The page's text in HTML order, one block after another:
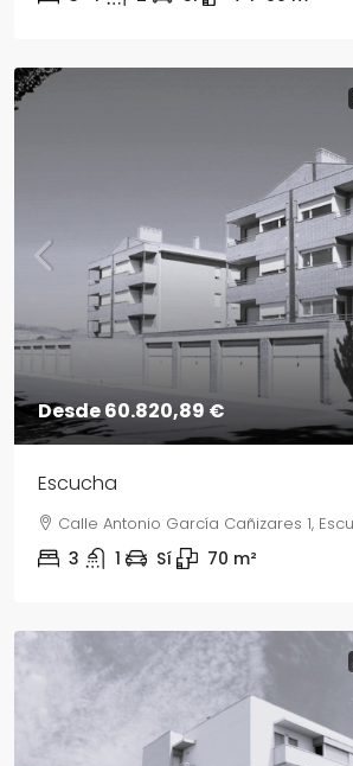
Desde 60.820,89 €
Escucha
Calle Antonio García Cañizares 1,
3 1 Sí 70 m²